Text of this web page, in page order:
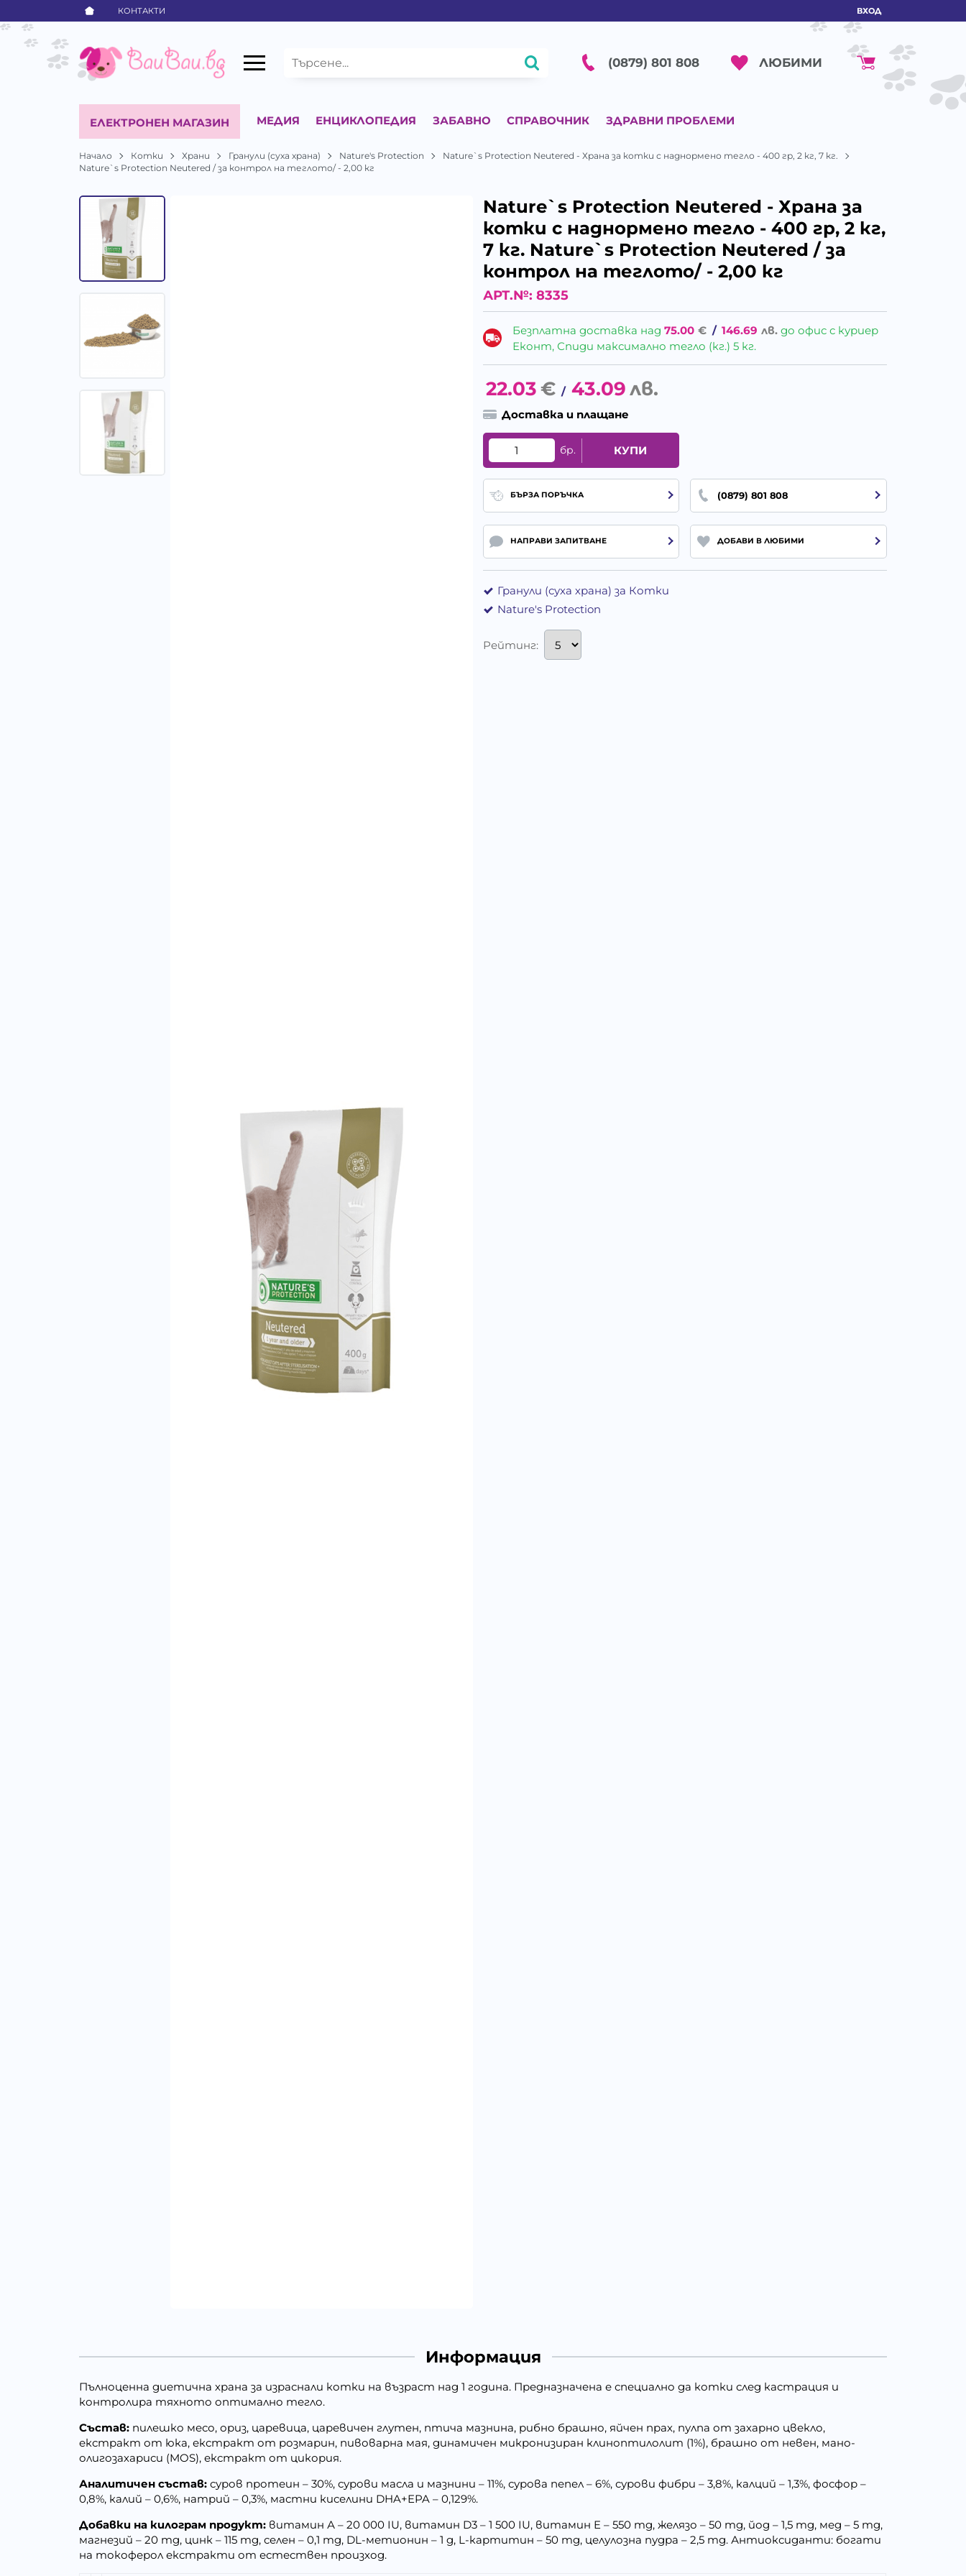
КОНТАКТИ ВХОД
(0879) 801 808 ЛЮБИМИ
ЕЛЕКТРОНЕН МАГАЗИН МЕДИЯ ЕНЦИКЛОПЕДИЯ ЗАБАВНО СПРАВОЧНИК ЗДРАВНИ ПРОБЛЕМИ
Начало Котки Храни Гранули (суха храна) Nature's Protection
Nature`s Protection Neutered - Храна за котки с наднормено тегло - 400 гр, 2 кг, 7 кг.
Nature`s Protection Neutered / за контрол на теглото/ - 2,00 кг
Nature`s Protection Neutered - Храна за
котки с наднормено тегло - 400 гр, 2 кг,
7 кг. Nature`s Protection Neutered / за
контрол на теглото/ - 2,00 кг
АРТ.№: 8335
Безплатна доставка над75.00 € / 146.69 лв. до офис с куриер
Еконт, Спиди максимално тегло (кг.) 5 кг.
22.03€ / 43.09лв.
Доставка и плащане
бр. КУПИ
БЪРЗА ПОРЪЧКА (0879) 801 808
НАПРАВИ ЗАПИТВАНЕ ДОБАВИ В ЛЮБИМИ
Гранули (суха храна) за Котки
Nature's Protection
Рейтинг:
Информация
Пълноценна диетична храна за израснали котки на възраст над 1 година. Предназначена е специално да котки след кастрация и
контролира тяхното оптимално тегло.
Състав: пилешко месо, ориз, царевица, царевичен глутен, птича мазнина, рибно брашно, яйчен прах, пулпа от захарно цвекло,
екстракт от юка, екстракт от розмарин, пивоварна мая, динамичен микронизиран клиноптилолит (1%), брашно от невен, мано-
олигозахариси (MOS), екстракт от цикория.
Аналитичен състав: суров протеин – 30%, сурови масла и мазнини – 11%, сурова пепел – 6%, сурови фибри – 3,8%, калций – 1,3%, фосфор –
0,8%, калий – 0,6%, натрий – 0,3%, мастни киселини DHA+EPA – 0,129%.
Добавки на килограм продукт: витамин А – 20 000 IU, витамин D3 – 1 500 IU, витамин E – 550 mg, желязо – 50 mg, йод – 1,5 mg, мед – 5 mg,
магнезий – 20 mg, цинк – 115 mg, селен – 0,1 mg, DL-метионин – 1 g, L-картитин – 50 mg, целулозна пудра – 2,5 mg. Антиоксиданти: богати
на токоферол екстракти от естествен произход.